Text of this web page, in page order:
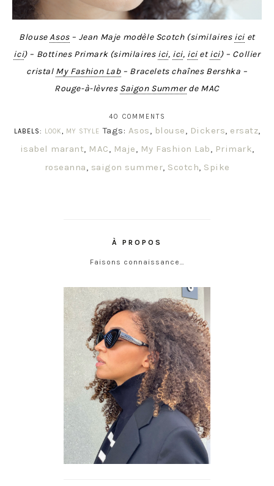
BlouseAsos– Jean Maje modèle Scotch (similaires ici et
ici) – Bottines Primark (similaires ici, ici, icietici) – Collier
cristal My Fashion Lab– Bracelets chaînes Bershka –
Rouge-à-lèvres Saigon Summerde MAC
40 COMMENTS
LABELS:
LOOK, MY STYLE Tags: Asos, blouse, Dickers, ersatz,
isabel marant, MAC, Maje, My Fashion Lab, Primark,
roseanna, saigon summer, Scotch, Spike
À PROPOS
Faisons connaissance…